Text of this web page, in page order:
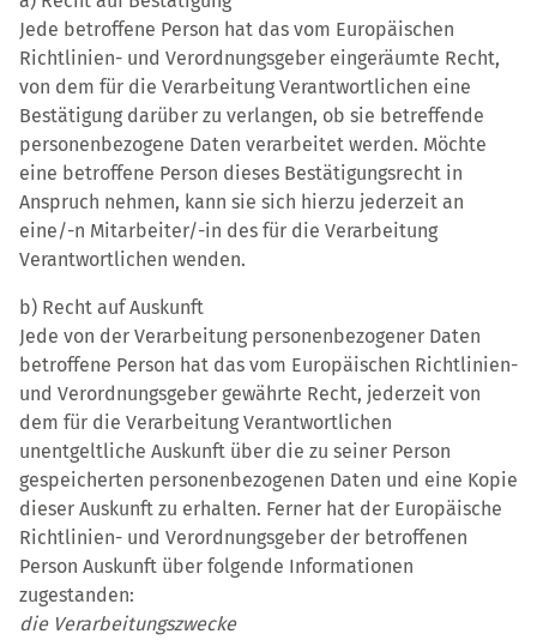
Jede betroffene Person hat das vom Europäischen
Richtlinien- und Verordnungsgeber eingeräumte Recht,
von dem für die Verarbeitung Verantwortlichen eine
Bestätigung darüber zu verlangen, ob sie betreffende
personenbezogene Daten verarbeitet werden. Möchte
eine betroffene Person dieses Bestätigungsrecht in
Anspruch nehmen, kann sie sich hierzu jederzeit an
eine/-n Mitarbeiter/-in des für die Verarbeitung
Verantwortlichen wenden.
b) Recht auf Auskunft
Jede von der Verarbeitung personenbezogener Daten
betroffene Person hat das vom Europäischen Richtlinien-
und Verordnungsgeber gewährte Recht, jederzeit von
dem für die Verarbeitung Verantwortlichen
unentgeltliche Auskunft über die zu seiner Person
gespeicherten personenbezogenen Daten und eine Kopie
dieser Auskunft zu erhalten. Ferner hat der Europäische
Richtlinien- und Verordnungsgeber der betroffenen
Person Auskunft über folgende Informationen
zugestanden:
die Verarbeitungszwecke